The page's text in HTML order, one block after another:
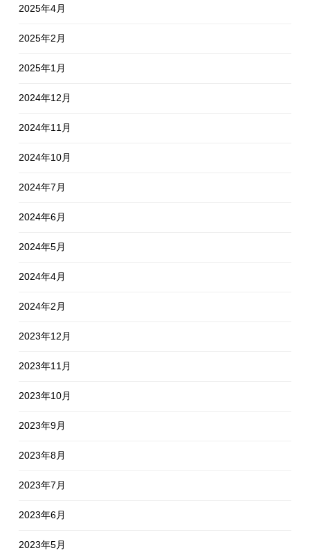
2025年4月
2025年2月
2025年1月
2024年12月
2024年11月
2024年10月
2024年7月
2024年6月
2024年5月
2024年4月
2024年2月
2023年12月
2023年11月
2023年10月
2023年9月
2023年8月
2023年7月
2023年6月
2023年5月